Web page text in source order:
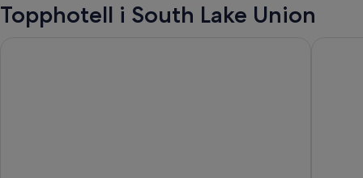
Topphotell i South Lake Union